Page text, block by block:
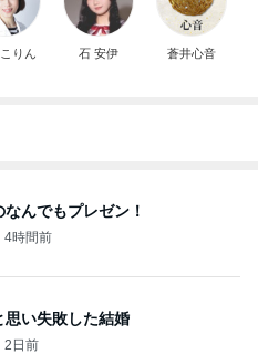
りん 石 安伊 蒼井心音
んでもプレゼン！
4時間前
思い失敗した結婚
2日前